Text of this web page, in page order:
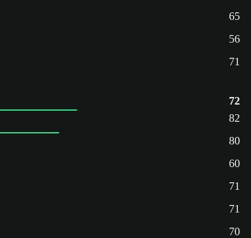
65
56
71
72
82
80
60
71
71
70